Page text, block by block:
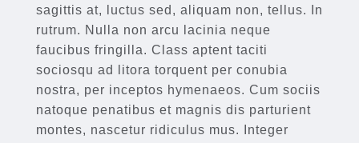
sagittis at, luctus sed, aliquam non, tellus. In
rutrum. Nulla non arcu lacinia neque
faucibus fringilla. Class aptent taciti
sociosqu ad litora torquent per conubia
nostra, per inceptos hymenaeos. Cum sociis
natoque penatibus et magnis dis parturient
montes, nascetur ridiculus mus. Integer